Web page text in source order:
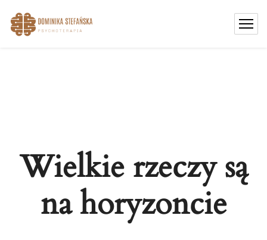
Wielkie rzeczy są
na horyzoncie